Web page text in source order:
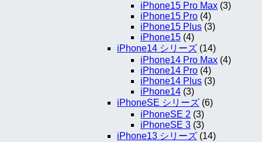
iPhone15 Pro Max (3)
iPhone15 Pro (4)
iPhone15 Plus (3)
iPhone15 (4)
iPhone14 シリーズ (14)
iPhone14 Pro Max (4)
iPhone14 Pro (4)
iPhone14 Plus (3)
iPhone14 (3)
iPhoneSE シリーズ (6)
iPhoneSE 2 (3)
iPhoneSE 3 (3)
iPhone13 シリーズ (14)